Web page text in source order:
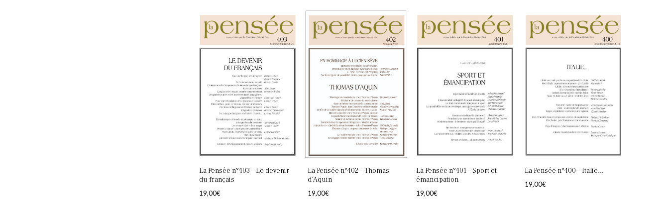
La Pensée n°403 – Le devenir
du français
19,00€
La Pensée n°402 – Thomas
d’Aquin
19,00€
La Pensée n°401 – Sport et
émancipation
19,00€
La Pensée n°400 – Italie…
19,00€